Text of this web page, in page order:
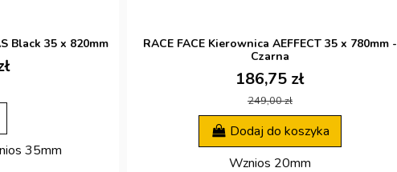
Black 35 x 820mm
35mm
RACE FACE Kierownica AEFFECT 35 x 780mm -
Czarna
186,75 zł
249,00 zł
Dodaj do koszyka
Wznios 20mm